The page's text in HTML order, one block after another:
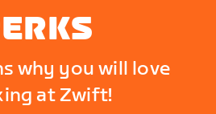
why you will love
at Zwift!